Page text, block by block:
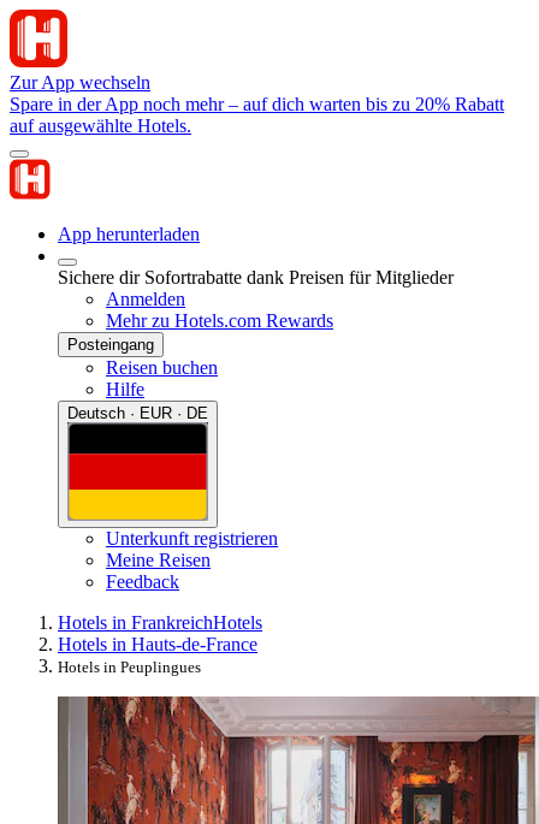
Zur App wechseln
Spare in der App noch mehr – auf dich warten bis zu 20% Rabatt
auf ausgewählte Hotels.
App herunterladen
Sichere dir Sofortrabatte dank Preisen für Mitglieder
Anmelden
Mehr zu Hotels.com Rewards
Posteingang
Reisen buchen
Hilfe
Deutsch · EUR · DE
Unterkunft registrieren
Meine Reisen
Feedback
Hotels in FrankreichHotels
Hotels in Hauts-de-France
Hotels in Peuplingues